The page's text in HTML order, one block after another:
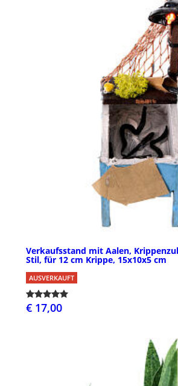
Verkaufsstand mit Aalen,
Stil, für 12 cm Krippe, 15x10x5 cm
AUSVERKAUFT
€ 17,00